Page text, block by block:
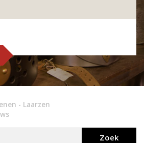
- Laarzen
Zoek